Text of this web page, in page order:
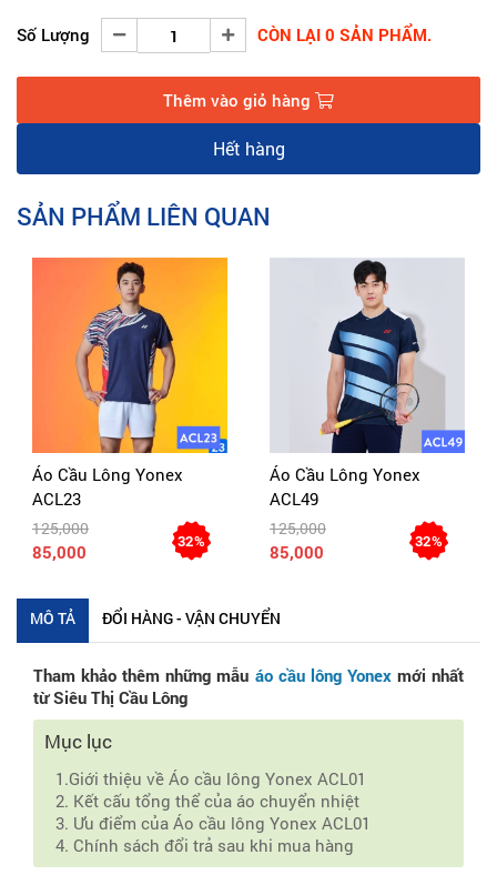
Số Lượng CÒN LẠI 0 SẢN PHẨM.
Thêm vào giỏ hàng
Hết hàng
SẢN PHẨM LIÊN QUAN
Áo Cầu Lông Yonex
ACL23
125,000
85,000
32%
Áo Cầu Lông Yonex
ACL49
125,000
85,000
32%
MÔ TẢ ĐỔI HÀNG - VẬN CHUYỂN
Tham khảo thêm những mẫu áo cầu lông Yonexmới nhất
từ Siêu Thị Cầu Lông
Mục lục
1.Giới thiệu về Áo cầu lông Yonex ACL01
2. Kết cấu tổng thể của áo chuyển nhiệt
3. Ưu điểm của Áo cầu lông Yonex ACL01
4. Chính sách đổi trả sau khi mua hàng